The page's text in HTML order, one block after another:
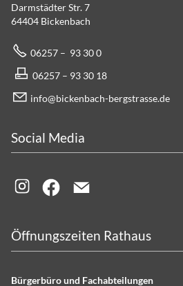
Darmstädter Str. 7
64404 Bickenbach
06257 – 93 30 0
06257 – 93 30 18
info@bickenbach-bergstrasse.de
Social Media
Öffnungszeiten Rathaus
Bürgerbüro und Fachabteilungen